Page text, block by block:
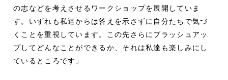
の志などを考えさせるワークショップを展開していま
す。いずれも私達からは答えを示さずに自分たちで気づ
くことを重視しています。この先さらにブラッシュアッ
プしてどんなことができるか、それは私達も楽しみにし
ているところです」